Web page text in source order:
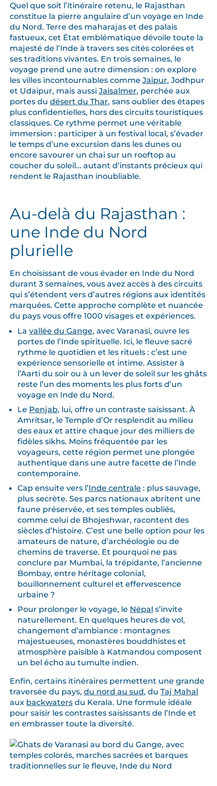
Quel que soit l’itinéraire retenu, le Rajasthan
constitue la pierre angulaire d’un voyage en Inde
du Nord. Terre des maharajas et des palais
fastueux, cet État emblématique dévoile toute la
majesté de l’Inde à travers ses cités colorées et
ses traditions vivantes. En trois semaines, le
voyage prend une autre dimension : on explore
les villes incontournables comme Jaipur, Jodhpur
et Udaipur, mais aussi Jaisalmer, perchée aux
portes du désert du Thar, sans oublier des étapes
plus confidentielles, hors des circuits touristiques
classiques. Ce rythme permet une véritable
immersion : participer à un festival local, s’évader
le temps d’une excursion dans les dunes ou
encore savourer un chai sur un rooftop au
coucher du soleil… autant d’instants précieux qui
rendent le Rajasthan inoubliable.
Au-delà du Rajasthan :
une Inde du Nord
plurielle
En choisissant de vous évader en Inde du Nord
durant 3 semaines, vous avez accès à des circuits
qui s’étendent vers d’autres régions aux identités
marquées. Cette approche complète et nuancée
du pays vous offre 1000 visages et expériences.
Lavallée du Gange, avec Varanasi, ouvre les
portes de l’Inde spirituelle. Ici, le fleuve sacré
rythme le quotidien et les rituels : c’est une
expérience sensorielle et intime. Assister à
l’Aarti du soir ou à un lever de soleil sur les ghâts
reste l’un des moments les plus forts d’un
voyage en Inde du Nord.
Le Penjab, lui, offre un contraste saisissant. À
Amritsar, le Temple d’Or resplendit au milieu
des eaux et attire chaque jour des milliers de
fidèles sikhs. Moins fréquentée par les
voyageurs, cette région permet une plongée
authentique dans une autre facette de l’Inde
contemporaine.
Cap ensuite vers l’Inde centrale : plus sauvage,
plus secrète. Ses parcs nationaux abritent une
faune préservée, et ses temples oubliés,
comme celui de Bhojeshwar, racontent des
siècles d’histoire. C’est une belle option pour les
amateurs de nature, d’archéologie ou de
chemins de traverse. Et pourquoi ne pas
conclure par Mumbai, la trépidante, l’ancienne
Bombay, entre héritage colonial,
bouillonnement culturel et effervescence
urbaine ?
Pour prolonger le voyage, le Népal s’invite
naturellement. En quelques heures de vol,
changement d’ambiance : montagnes
majestueuses, monastères bouddhistes et
atmosphère paisible à Katmandou composent
un bel écho au tumulte indien.
Enfin, certains itinéraires permettent une grande
traversée du pays, du nord au sud, du Taj Mahal
aux backwaters du Kerala. Une formule idéale
pour saisir les contrastes saisissants de l’Inde et
en embrasser toute la diversité.